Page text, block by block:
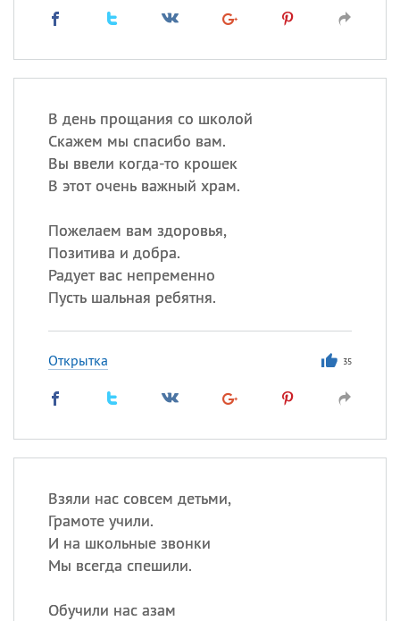
В день прощания со школой
Скажем мы спасибо вам.
Вы ввели когда-то крошек
В этот очень важный храм.
Пожелаем вам здоровья,
Позитива и добра.
Радует вас непременно
Пусть шальная ребятня.
Открытка 35
Взяли нас совсем детьми,
Грамоте учили.
И на школьные звонки
Мы всегда спешили.
Обучили нас азам